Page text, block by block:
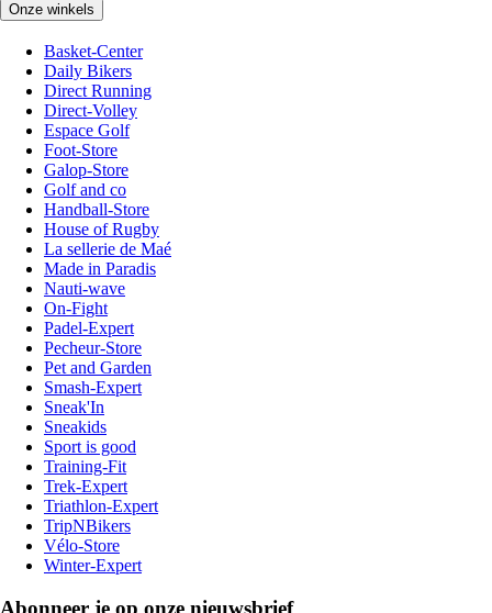
Onze winkels
Basket-Center
Daily Bikers
Direct Running
Direct-Volley
Espace Golf
Foot-Store
Galop-Store
Golf and co
Handball-Store
House of Rugby
La sellerie de Maé
Made in Paradis
Nauti-wave
On-Fight
Padel-Expert
Pecheur-Store
Pet and Garden
Smash-Expert
Sneak'In
Sneakids
Sport is good
Training-Fit
Trek-Expert
Triathlon-Expert
TripNBikers
Vélo-Store
Winter-Expert
Abonneer je op onze nieuwsbrief